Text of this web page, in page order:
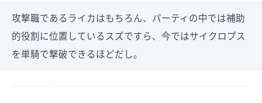
攻撃職であるライカはもちろん、パーティの中では補助
的役割に位置しているスズですら、今ではサイクロプス
を単騎で撃破できるほどだし。